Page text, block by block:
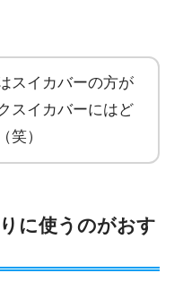
スイカバーの方が
スイカバーにはど
笑）
に使うのがおす